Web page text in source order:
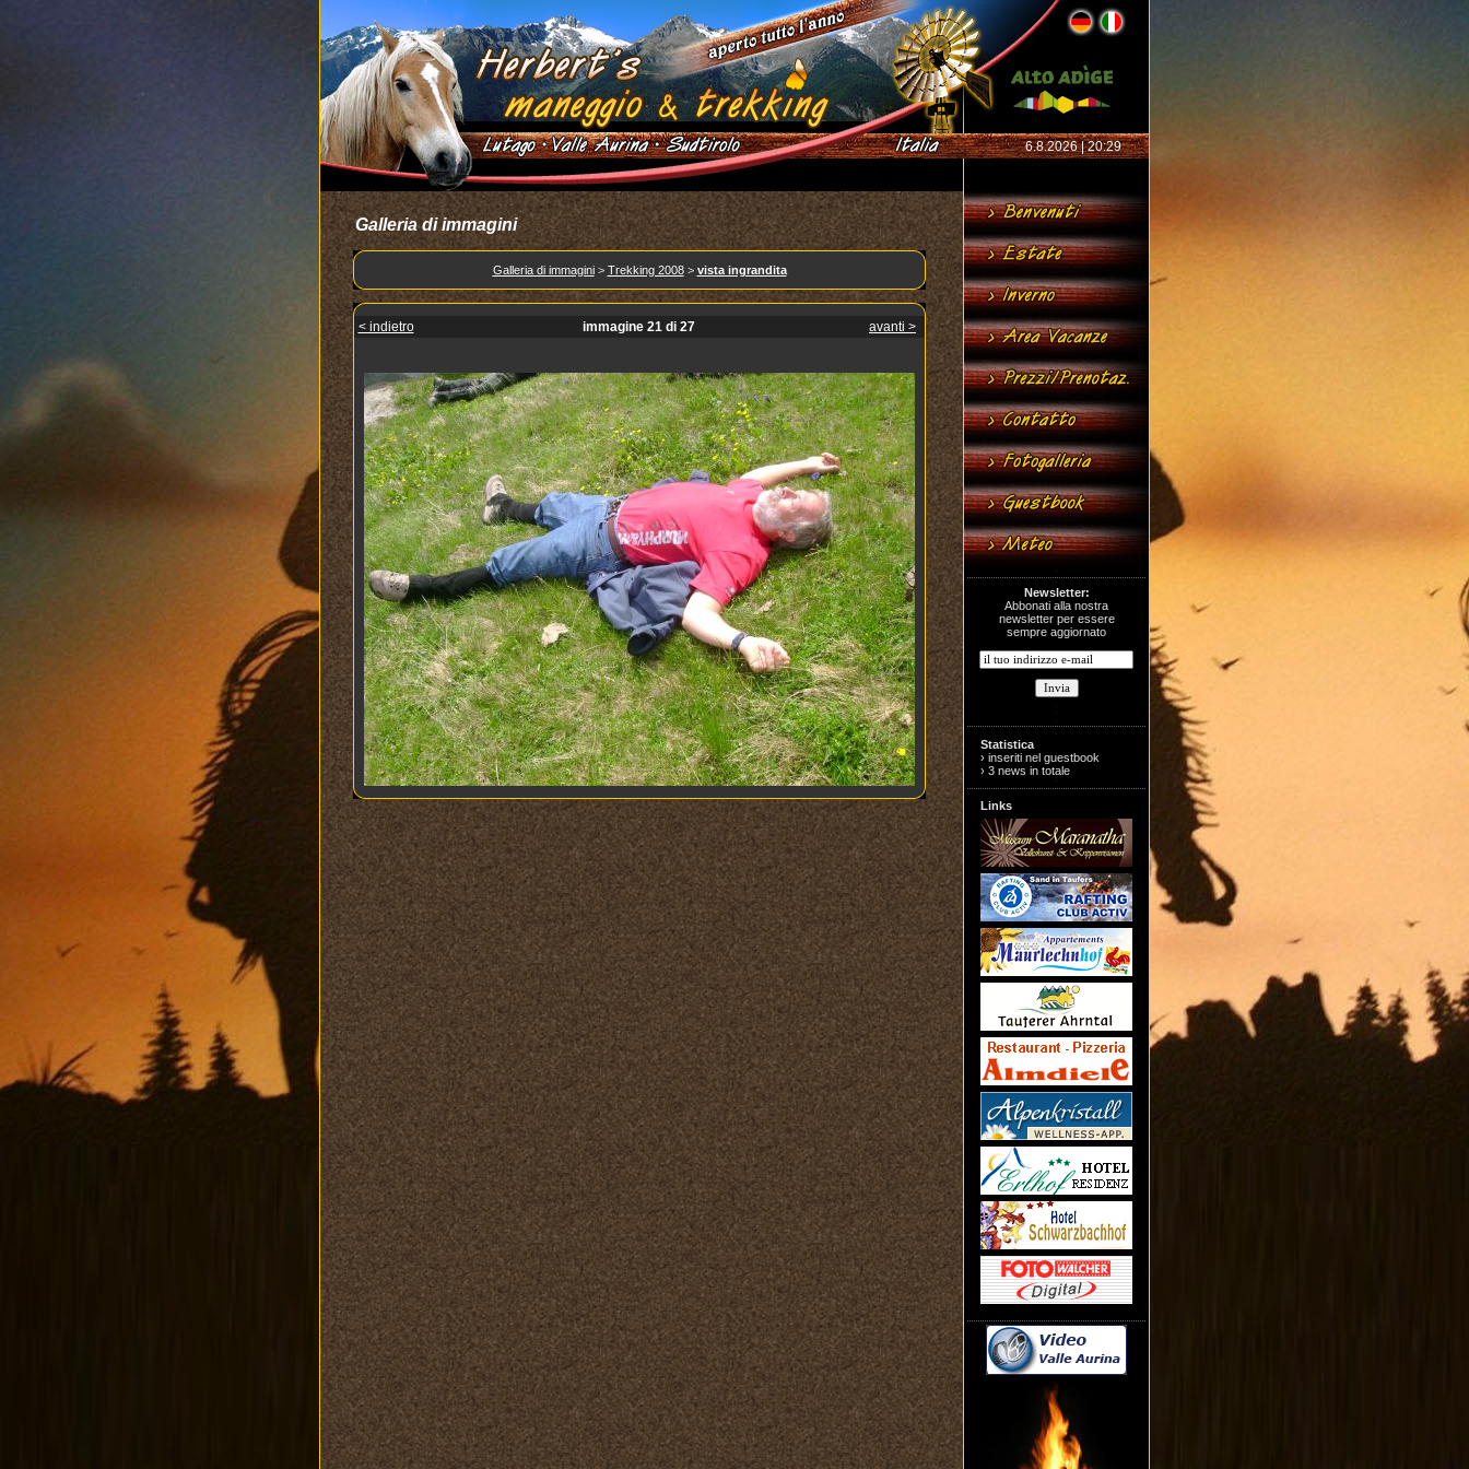
6.8.2026 | 20:29
Galleria di immagini
Galleria di immagini> Trekking 2008> vista ingrandita
< indietro immagine 21 di 27 avanti >
Newsletter:
Abbonati alla nostra
newsletter per essere
sempre aggiornato
Statistica
› inseriti nel guestbook
› 3 news in totale
Links